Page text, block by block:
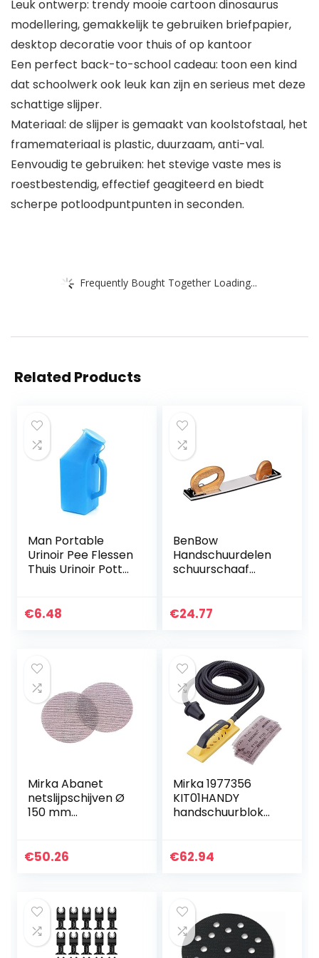
Leuk ontwerp: trendy mooie cartoon dinosaurus
modellering, gemakkelijk te gebruiken briefpapier,
desktop decoratie voor thuis of op kantoor
Een perfect back-to-school cadeau: toon een kind
dat schoolwerk ook leuk kan zijn en serieus met deze
schattige slijper.
Materiaal: de slijper is gemaakt van koolstofstaal, het
framemateriaal is plastic, duurzaam, anti-val.
Eenvoudig te gebruiken: het stevige vaste mes is
roestbestendig, effectief geagiteerd en biedt
scherpe potloodpuntpunten in seconden.
Frequently Bought Together Loading...
Related Products
Man Portable
Urinoir Pee Flessen
Thuis Urinoir Potty
mannen 1L Blue,
€6.48
BenBow
Handschuurdelen
schuurschaaf
70 mm x 400 mm
€24.77
Mirka Abanet
netslijpschijven Ø
150 mm
het slijpen van
€50.26
Mirka 1977356
KIT01HANDY
handschuurblok
€62.94